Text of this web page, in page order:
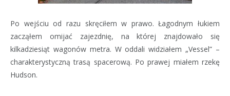
Po wejściu od razu skręciłem w prawo. Łagodnym łukiem
zacząłem omijać zajezdnię, na której znajdowało się
kilkadziesiąt wagonów metra. W oddali widziałem „Vessel” –
charakterystyczną trasą spacerową. Po prawej miałem rzekę
Hudson.